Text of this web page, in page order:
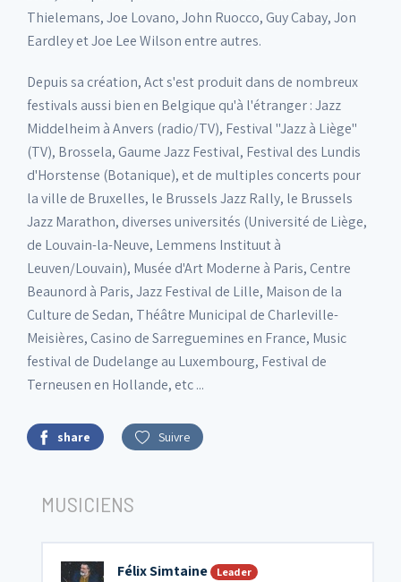
Thielemans, Joe Lovano, John Ruocco, Guy Cabay, Jon
Eardley et Joe Lee Wilson entre autres.
Depuis sa création, Act s'est produit dans de nombreux
festivals aussi bien en Belgique qu'à l'étranger : Jazz
Middelheim à Anvers (radio/TV), Festival "Jazz à Liège"
(TV), Brossela, Gaume Jazz Festival, Festival des Lundis
d'Horstense (Botanique), et de multiples concerts pour
la ville de Bruxelles, le Brussels Jazz Rally, le Brussels
Jazz Marathon, diverses universités (Université de Liège,
de Louvain-la-Neuve, Lemmens Instituut à
Leuven/Louvain), Musée d'Art Moderne à Paris, Centre
Beaunord à Paris, Jazz Festival de Lille, Maison de la
Culture de Sedan, Théâtre Municipal de Charleville-
Meisières, Casino de Sarreguemines en France, Music
festival de Dudelange au Luxembourg, Festival de
Terneusen en Hollande, etc ...
share Suivre
MUSICIENS
Félix Simtaine Leader